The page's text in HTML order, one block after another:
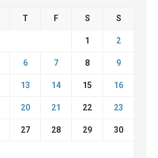
T F S S
1 2
6 7 8 9
13 14 15 16
20 21 22 23
27 28 29 30